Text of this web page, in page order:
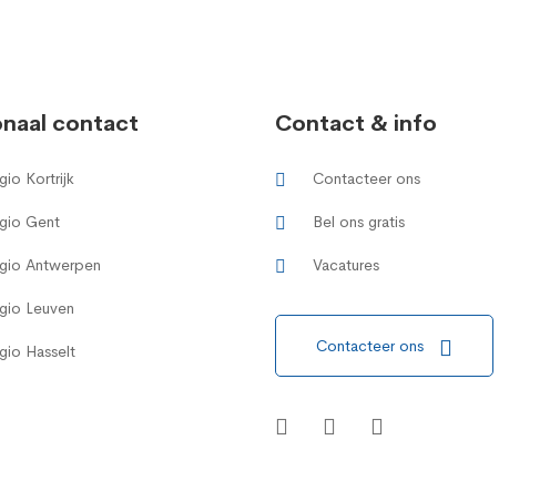
contact
Kortrijk
Gent
Antwerpen
Leuven
Hasselt
Contact & info
Contacteer ons
Bel ons gratis
Vacatures
Contacteer ons